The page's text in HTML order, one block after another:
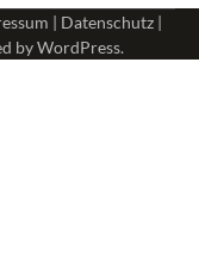
| Datenschutz|
byWordPress.